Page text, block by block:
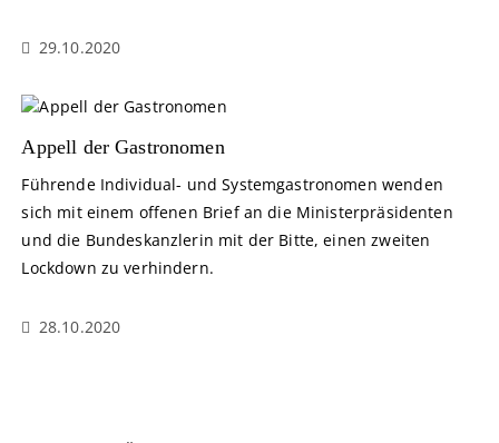
29.10.2020
Appell der Gastronomen
Führende Individual- und Systemgastronomen wenden
sich mit einem offenen Brief an die Ministerpräsidenten
und die Bundeskanzlerin mit der Bitte, einen zweiten
Lockdown zu verhindern.
28.10.2020